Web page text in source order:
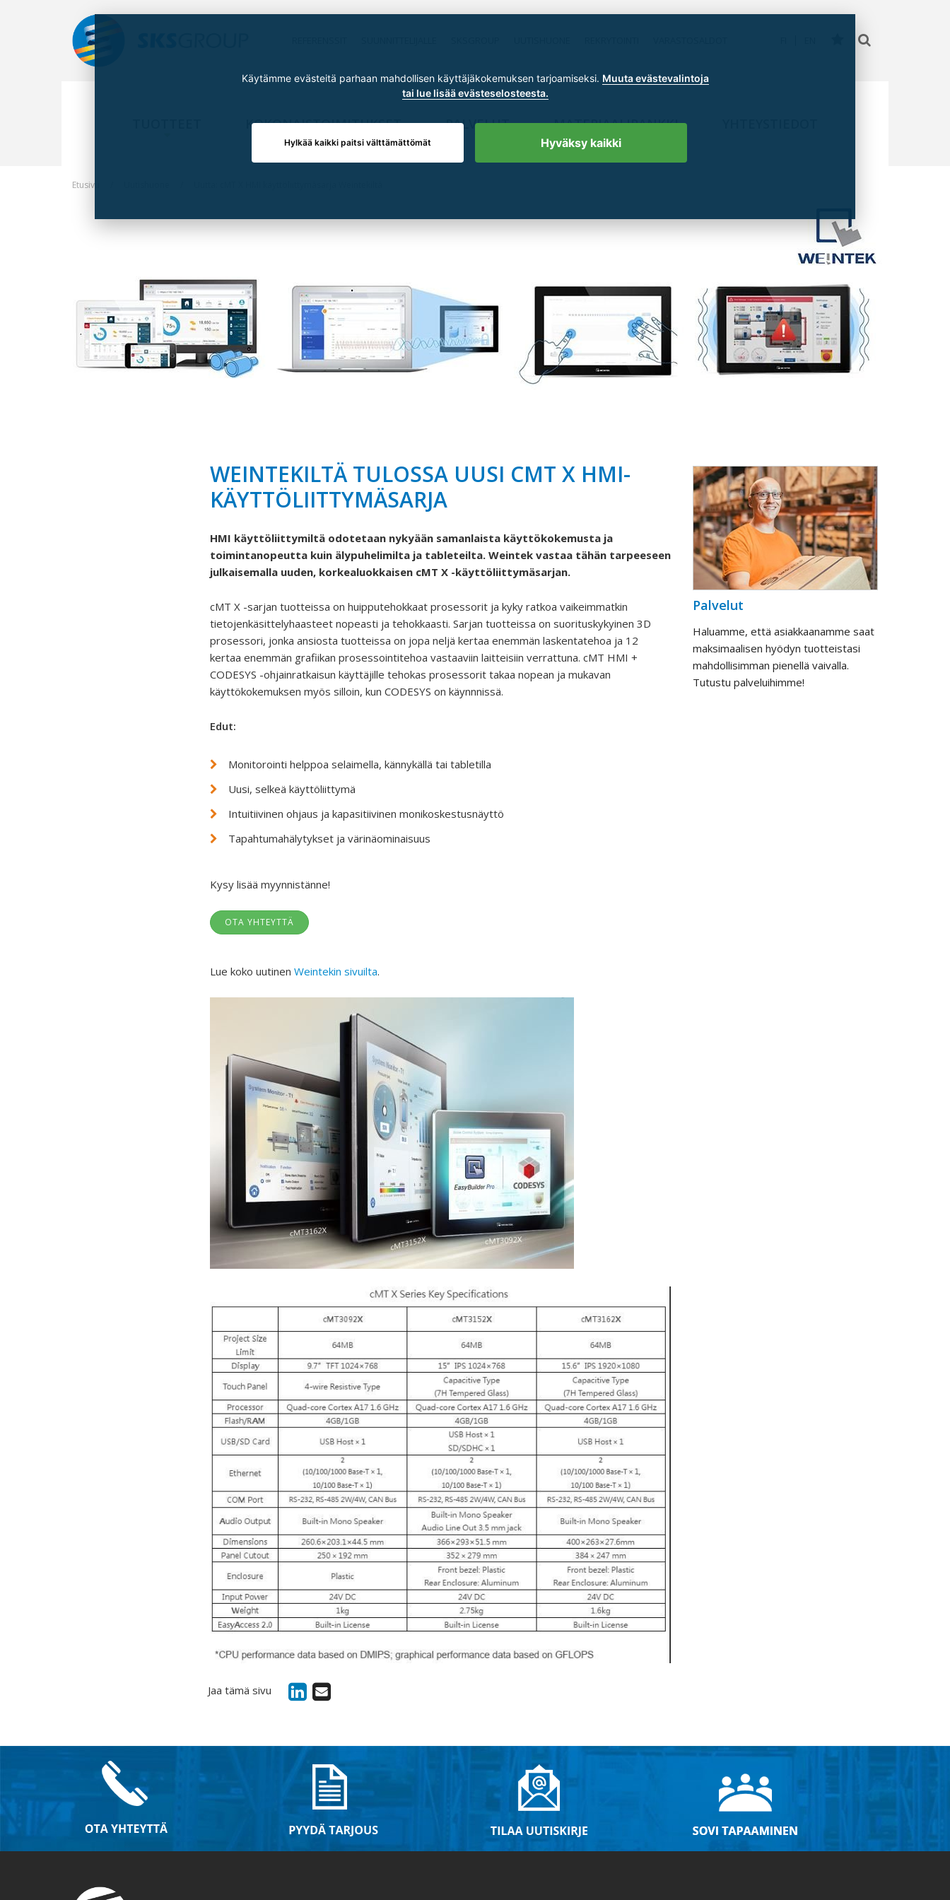
KOKONAISTOIMITUKSET PALVELUT MATERIAALIPANKKI
Etusivu
WEINTEKILTÄ TULOSSA UUSI CMT X HMI-
KÄYTTÖLIITTYMÄSARJA
HMI käyttöliittymiltä odotetaan nykyään samanlaista käyttökokemusta ja
toimintanopeutta kuin älypuhelimilta ja tableteilta. Weintek vastaa tähän tarpeeseen
julkaisemalla uuden, korkealuokkaisen cMT X -käyttöliittymäsarjan.
cMT X -sarjan tuotteissa on huipputehokkaat prosessorit ja kyky ratkoa vaikeimmatkin
tietojenkäsittelyhaasteet nopeasti ja tehokkaasti. Sarjan tuotteissa on suorituskykyinen 3D
prosessori, jonka ansiosta tuotteissa on jopa neljä kertaa enemmän laskentatehoa ja 12
kertaa enemmän grafiikan prosessointitehoa vastaaviin laitteisiin verrattuna. cMT HMI +
CODESYS -ohjainratkaisun käyttäjille tehokas prosessorit takaa nopean ja mukavan
käyttökokemuksen myös silloin, kun CODESYS on käynnnissä.
Edut:
Monitorointi helppoa selaimella, kännykällä tai tabletilla
Uusi, selkeä käyttöliittymä
Intuitiivinen ohjaus ja kapasitiivinen monikoskestusnäyttö
Tapahtumahälytykset ja värinäominaisuus
Kysy lisää myynnistänne!
OTA YHTEYTTÄ
Lue koko uutinenWeintekin sivuilta.
Jaa tämä sivu
Palvelut
Haluamme, että asiakkaanamme saat
maksimaalisen hyödyn tuotteistasi
mahdollisimman pienellä vaivalla.
Tutustu palveluihimme!
Käytämme evästeitä parhaan mahdollisen käyttäjäkokemuksen tarjoamiseksi. Muuta evästevalintoja
tai lue lisää evästeselosteesta.
Hyväksy kaikki
Hylkää kaikki paitsi välttämättömät